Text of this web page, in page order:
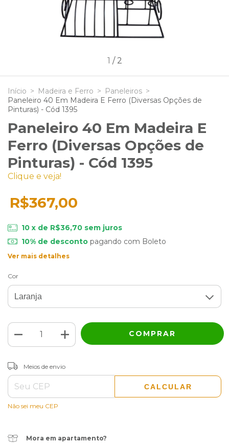
1 / 2
Início > Madeira e Ferro > Paneleiros >
Paneleiro 40 Em Madeira E Ferro (Diversas Opções de
Pinturas) - Cód 1395
Paneleiro 40 Em Madeira E
Ferro (Diversas Opções de
Pinturas) - Cód 1395
Clique e veja!
R$367,00
10 x de R$36,70 sem juros
10% de descontopagando com Boleto
Ver mais detalhes
Cor
Entregas para o CEP:
Meios de envio
CALCULAR
Não sei meu CEP
Mora em apartamento?